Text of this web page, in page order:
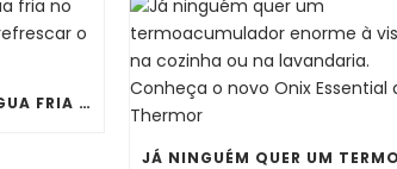
TOMAR BANHO DE ÁGUA FRIA NO VERÃO AJUDA MESMO A REFRESCAR O CORPO?